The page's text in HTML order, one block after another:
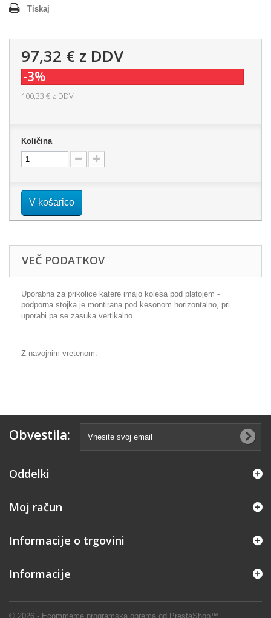
Tiskaj
97,32 € z DDV
-3%
100,33 €z DDV
Količina
V košarico
VEČ PODATKOV
Uporabna za prikolice katere imajo kolesa pod platojem -
podporna stojka je montirana pod kesonom horizontalno, pri
uporabi pa se zasuka vertikalno.
Z navojnim vretenom.
Obvestila:
Oddelki
Moj račun
Informacije o trgovini
Informacije
© 2026 - Ecommerce programska oprema od PrestaShop™